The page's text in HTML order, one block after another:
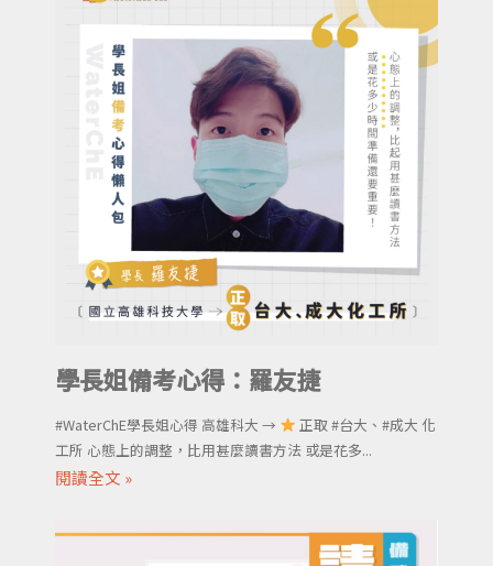
學長姐備考心得：羅友捷
#WaterChE學長姐心得 高雄科大 →
正取 #台大、#成大 化
工所 心態上的調整，比用甚麼讀書方法 或是花多...
閱讀全文 »